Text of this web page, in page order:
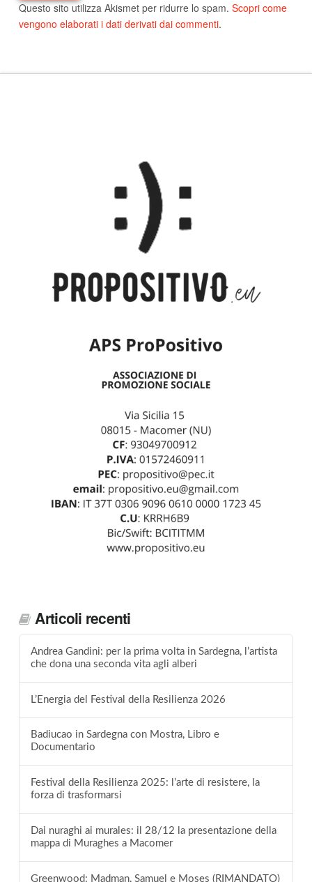
Questo sito utilizza Akismet per ridurre lo spam. Scopri come
vengono elaborati i dati derivati dai commenti.
Articoli recenti
Andrea Gandini: per la prima volta in Sardegna, l’artista
che dona una seconda vita agli alberi
L’Energia del Festival della Resilienza 2026
Badiucao in Sardegna con Mostra, Libro e
Documentario
Festival della Resilienza 2025: l’arte di resistere, la
forza di trasformarsi
Dai nuraghi ai murales: il 28/12 la presentazione della
mappa di Muraghes a Macomer
Greenwood: Madman, Samuel e Moses (RIMANDATO)